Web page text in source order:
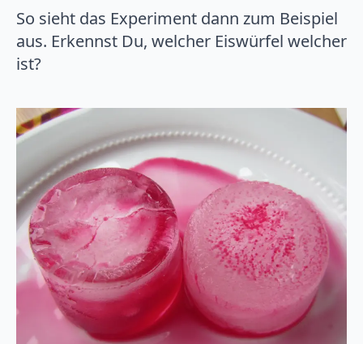
So sieht das Experiment dann zum Beispiel
aus. Erkennst Du, welcher Eiswürfel welcher
ist?